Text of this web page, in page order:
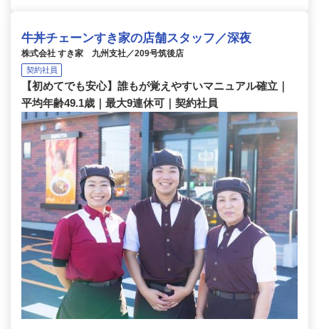
牛丼チェーンすき家の店舗スタッフ／深夜
株式会社 すき家 九州支社／209号筑後店
契約社員
【初めてでも安心】誰もが覚えやすいマニュアル確立｜
平均年齢49.1歳｜最大9連休可｜契約社員